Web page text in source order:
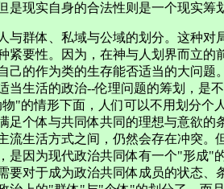
是现实自身的合法性则是一个现实筹
群体、私域与公域的划分。这种对
紧要性。因为，在神与人划界而立
己的作为类的生存能否适当的大问
当生活的政治--伦理问题的筹划，是
"的情形下面，人们可以不用划分个
足个体与共同体共同的理想与意欲的
流生活方式之间，仍然会存在冲突
是因为现代政治共同体有一个"形成"
要对于成为政治共同体成员的状态